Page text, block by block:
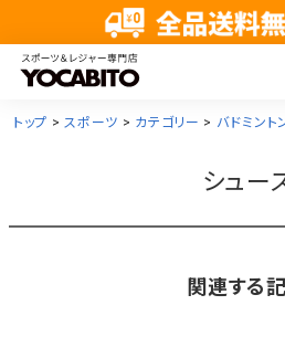
トップ スポーツ カテゴリー バドミント
シュー
関連する